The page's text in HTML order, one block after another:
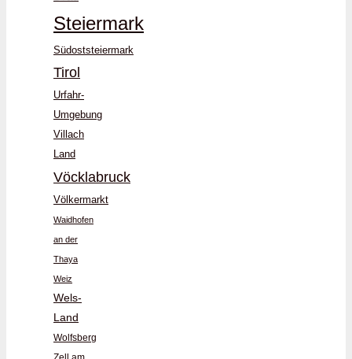
Steiermark
Südoststeiermark
Tirol
Urfahr-
Umgebung
Villach
Land
Vöcklabruck
Völkermarkt
Waidhofen
an der
Thaya
Weiz
Wels-
Land
Wolfsberg